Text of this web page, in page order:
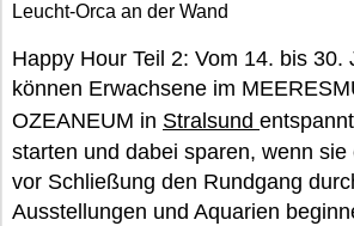
Leucht-Orca an der Wand
Happy Hour Teil 2: Vom 14. bis 30.
können Erwachsene im
OZEANEUM in Stralsund
starten und dabei sparen, wenn
vor Schließung den Rundgang
Ausstellungen und Aquarien